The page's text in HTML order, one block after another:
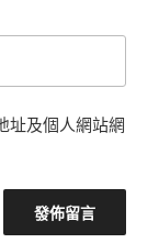
址及個人網站網